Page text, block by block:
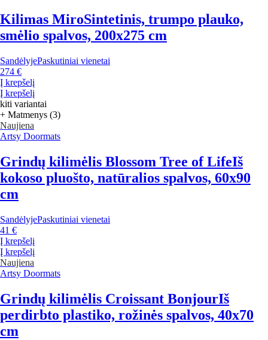
Kilimas MiroSintetinis, trumpo plauko,
smėlio spalvos, 200x275 cm
SandėlyjePaskutiniai vienetai
274 €
Į krepšelį
Į krepšelį
kiti variantai
+ Matmenys (3)
Naujiena
Artsy Doormats
Grindų kilimėlis Blossom Tree of LifeIš
kokoso pluošto, natūralios spalvos, 60x90
cm
SandėlyjePaskutiniai vienetai
41 €
Į krepšelį
Į krepšelį
Naujiena
Artsy Doormats
Grindų kilimėlis Croissant BonjourIš
perdirbto plastiko, rožinės spalvos, 40x70
cm